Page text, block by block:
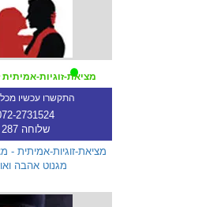
מציאת-זוגיות-
התקשרו עכשיו מכל
2731524
שלוחה 287
מציאת-זוגיות-אמיתית -
מגנוט אהבה